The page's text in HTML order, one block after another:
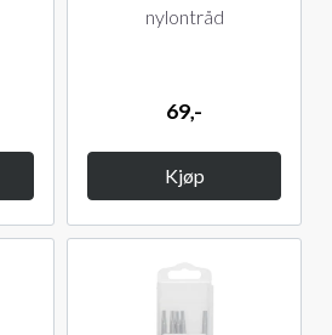
nylontråd
69,-
Kjøp